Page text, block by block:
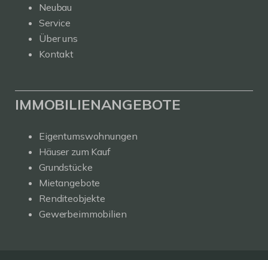
Neubau
Service
Über uns
Kontakt
IMMOBILIENANGEBOTE
Eigentumswohnungen
Häuser zum Kauf
Grundstücke
Mietangebote
Renditeobjekte
Gewerbeimmobilien